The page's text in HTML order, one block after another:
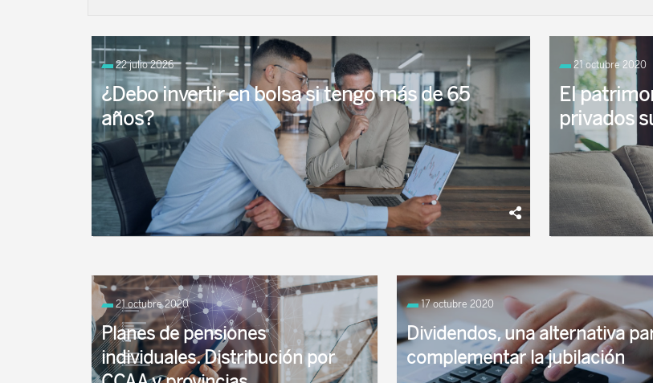
22 julio 2026
¿Debo invertir en bolsa si tengo más de 65
años?
Por ejemplo, si necesitaras el dinero de esa inversión para “vivir” desde el
momento en que accedes a tu jubilación, para tener unos ingresos ...
21 octubre 2020
El
privados
El patrimonio
los 10.623
respecto al año
21 octubre 2020
Planes de pensiones
individuales. Distribución por
17 octubre 2020
Dividendos, una alternativa
complementar la jubilación